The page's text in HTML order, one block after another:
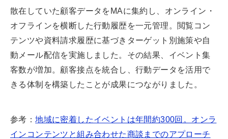
散在していた顧客データをMAに集約し、オンライン・
オフラインを横断した行動履歴を一元管理。閲覧コン
テンツや資料請求履歴に基づきターゲット別施策や自
動メール配信を実施しました。その結果、イベント集
客数が増加。顧客接点を統合し、行動データを活用で
きる体制を構築したことが成果につながりました。
参考：地域に密着したイベントは年間約300回。オンラ
インコンテンツと組み合わせた商談までのアプローチ